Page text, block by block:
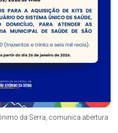
da Serra, comunica abertura